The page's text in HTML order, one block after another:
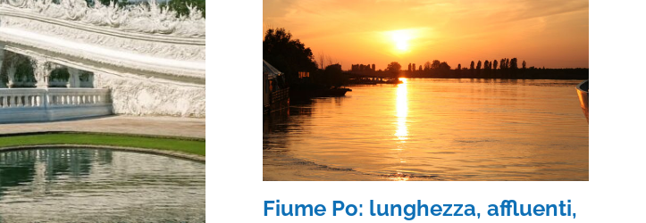
Fiume Po: lunghezza, affluenti,